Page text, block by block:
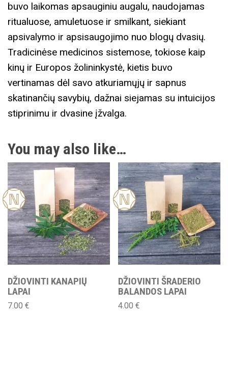
buvo laikomas apsauginiu augalu, naudojamas
ritualuose, amuletuose ir smilkant, siekiant
apsivalymo ir apsisaugojimo nuo blogų dvasių.
Tradicinėse medicinos sistemose, tokiose kaip
kinų ir Europos žolininkystė, kietis buvo
vertinamas dėl savo atkuriamųjų ir sapnus
skatinančių savybių, dažnai siejamas su intuicijos
stiprinimu ir dvasine įžvalga.
You may also like…
New
DŽIOVINTI KANAPIŲ
LAPAI
7.00 €
New
DŽIOVINTI ŠRADERIO
BALANDOS LAPAI
4.00€